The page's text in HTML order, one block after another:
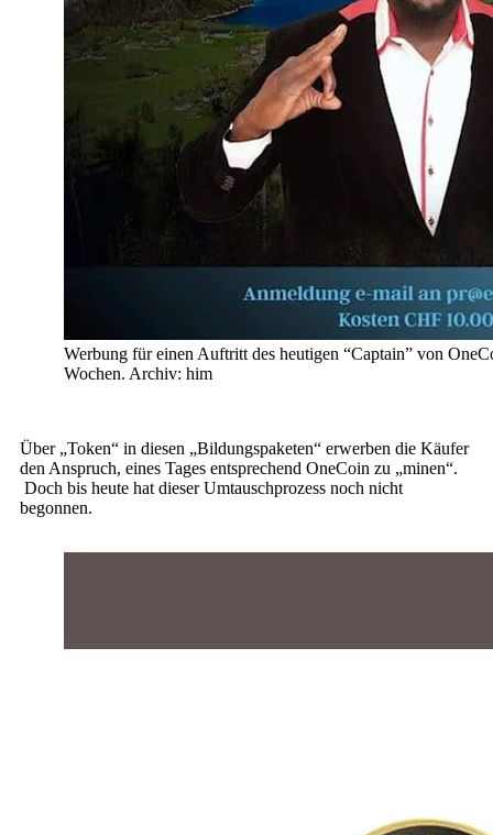
Werbung für einen Auftritt des heutigen “Captain” von
Wochen. Archiv: him
Über „Token“ in diesen „Bildungspaketen“ erwerben die Käufer
den Anspruch, eines Tages entsprechend OneCoin zu „minen“.
Doch bis heute hat dieser Umtauschprozess noch nicht
begonnen.